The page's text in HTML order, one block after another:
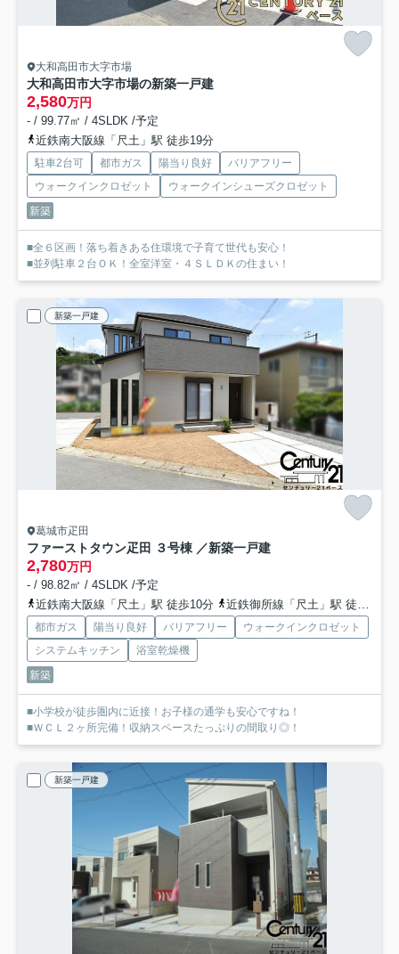
大和高田市大字市場
大和高田市大字市場の新築一戸建
2,580万円
- / 99.77㎡ / 4SLDK /予定
近鉄南大阪線「尺土」駅 徒歩19分
駐車2台可 都市ガス 陽当り良好
バリアフリー
ウォークインクロゼット
ウォークインシューズクロゼット
新築
■全６区画！落ち着きある住環境で子育て世代も安心！
■並列駐車２台ＯＫ！全室洋室・４ＳＬＤＫの住まい！
新築一戸建
葛城市疋田
ファーストタウン疋田 ３号棟 ／新築一戸建
2,780万円
- / 98.82㎡ / 4SLDK /予定
近鉄南大阪線「尺土」駅 徒歩10分
近鉄御所線「尺土」駅 徒歩10分
都市ガス 陽当り良好 バリアフリー
ウォークインクロゼット
システムキッチン
浴室乾燥機
新築
■小学校が徒歩圏内に近接！お子様の通学も安心ですね！
■ＷＣＬ２ヶ所完備！収納スペースたっぷりの間取り◎！
新築一戸建